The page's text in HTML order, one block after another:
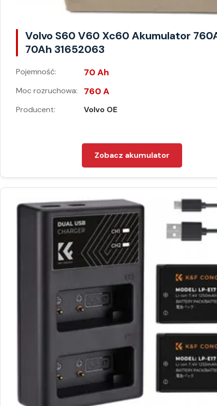
Volvo S60 V60 Xc60 Akumulator
70Ah 31652063
Pojemność: 70 Ah
Moc rozruchowa: 760 A
Producent: Volvo OE
Zobacz akumulator